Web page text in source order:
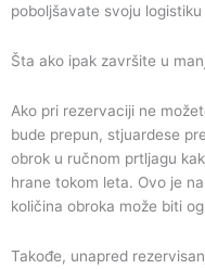
poboljšavate svoju
Šta ako ipak završite u
Ako pri rezervaciji ne
bude prepun, stjuardese
obrok u ručnom prtljagu
hrane tokom leta. Ovo je
količina obroka može biti
Takođe, unapred